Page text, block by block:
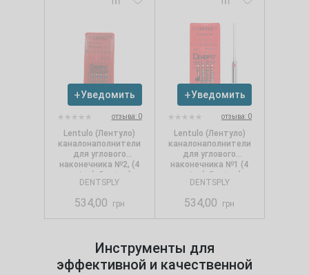
Уведомить
отзыва: 0
Lentulo (Лентуло)
каналонаполнители
для углового
наконечника №2, (4
шт./уп.), Dentsply
DENTSPLY
534,00 грн
Уведомить
отзыва: 0
Lentulo (Лентуло)
каналонаполнители
для углового
наконечника №1 (4
шт./уп.), Dentsply
DENTSPLY
534,00 грн
Инструменты для
эффективной и качественной